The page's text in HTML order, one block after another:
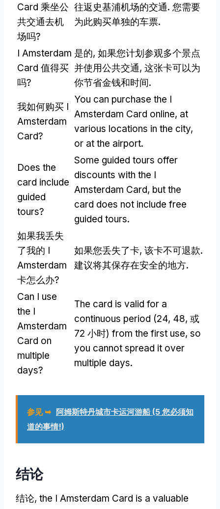
Card 乘坐公
共交通去机
场吗?
往返史基浦机场的交通. 您需要
为此购买单独的车票.
I Amsterdam
Card 值得买
吗?
是的, 如果您计划参观多个景点
并使用公共交通, 这张卡可以为
你节省金钱和时间.
我如何购买 I
Amsterdam
Card?
You can purchase the I
Amsterdam Card online, at
various locations in the city,
or at the airport.
Does the
card include
guided
tours?
Some guided tours offer
discounts with the I
Amsterdam Card, but the
card does not include free
guided tours.
如果我丢失
了我的 I
Amsterdam
卡怎么办?
如果您丢失了卡, 该卡不可退款.
建议将其保存在安全的地方.
Can I use
the I
Amsterdam
Card on
multiple
days?
The card is valid for a
continuous period (24, 48, 或
72 小时) from the first use, so
you cannot spread it over
multiple days.
参见 ➥ 阿姆斯特丹城市卡运河游船 (5 您必须知
道的事情!)
结论
结论, the I Amsterdam Card is a valuable